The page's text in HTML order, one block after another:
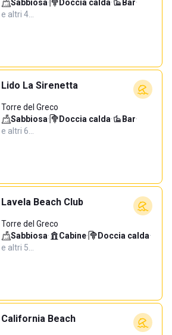
Sabbiosa· Doccia calda· Bar·
e altri 4…
Lido La Sirenetta
Torre del Greco
Sabbiosa· Doccia calda· Bar·
e altri 6…
Lavela Beach Club
Torre del Greco
Sabbiosa· Cabine· Doccia calda·
e altri 5…
California Beach